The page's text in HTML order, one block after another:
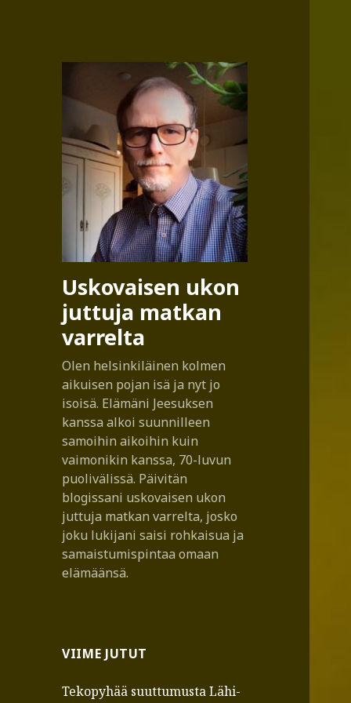
Uskovaisen ukon
juttuja matkan
varrelta
Olen helsinkiläinen kolmen
aikuisen pojan isä ja nyt jo
isoisä. Elämäni Jeesuksen
kanssa alkoi suunnilleen
samoihin aikoihin kuin
vaimonikin kanssa, 70-luvun
puolivälissä. Päivitän
blogissani uskovaisen ukon
juttuja matkan varrelta, josko
joku lukijani saisi rohkaisua ja
samaistumispintaa omaan
elämäänsä.
VIIME JUTUT
Tekopyhää suuttumusta Lähi-